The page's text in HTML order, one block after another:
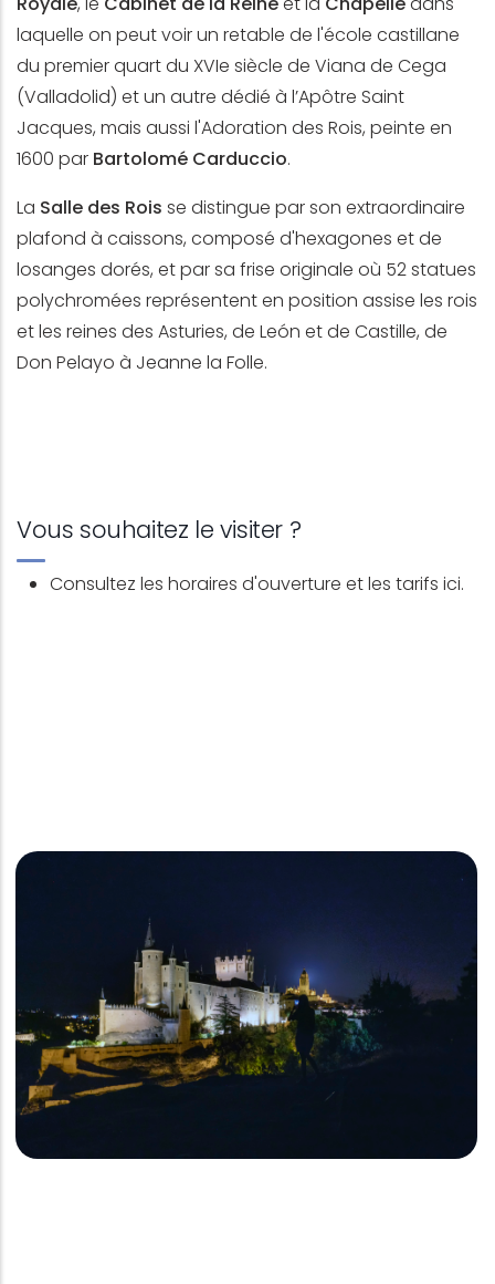
laquelle on peut voir un retable de l'école castillane
du premier quart du XVIe siècle de Viana de Cega
(Valladolid) et un autre dédié à l’Apôtre Saint
Jacques, mais aussi l'Adoration des Rois, peinte en
1600 par Bartolomé Carduccio.
La Salle des Rois se distingue par son extraordinaire
plafond à caissons, composé d'hexagones et de
losanges dorés, et par sa frise originale où 52 statues
polychromées représentent en position assise les rois
et les reines des Asturies, de León et de Castille, de
Don Pelayo à Jeanne la Folle.
Vous souhaitez le visiter ?
Consultez les horaires d'ouverture et les tarifs ici.